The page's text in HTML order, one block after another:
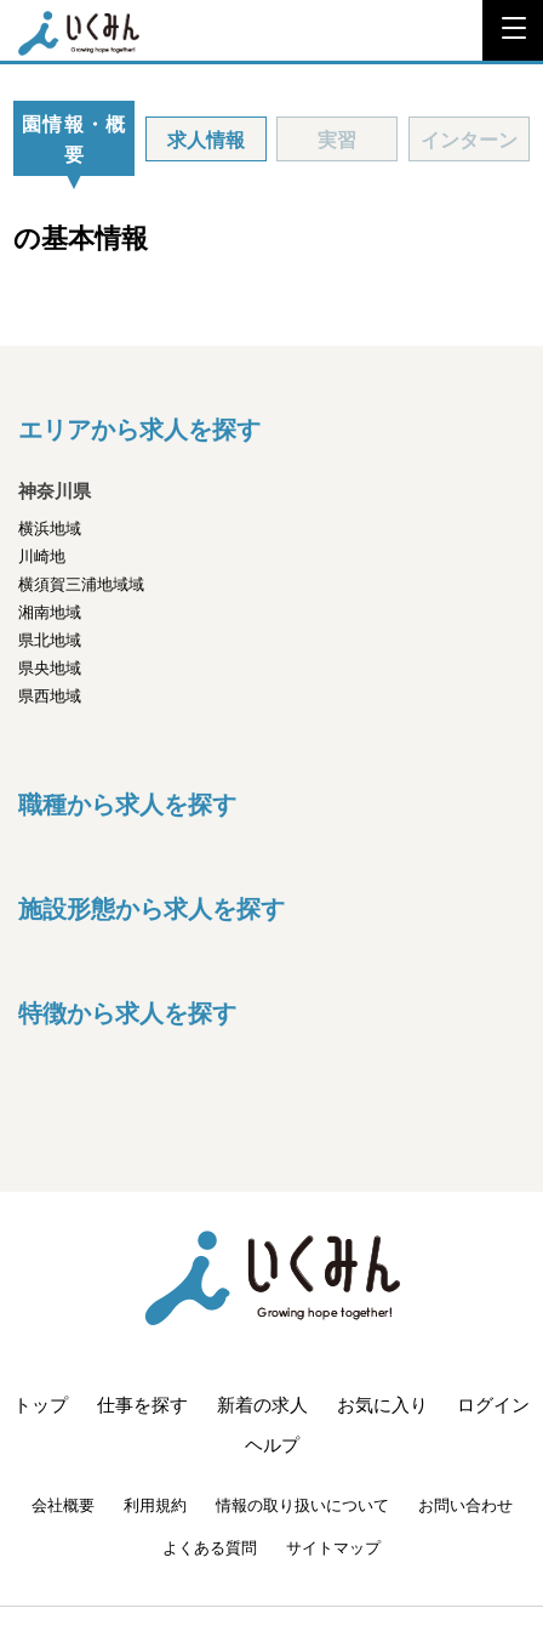
園情報・概
要
求人情報 実習 インターン
の基本情報
エリアから求人を探す
神奈川県
横浜地域
川崎地
横須賀三浦地域域
湘南地域
県北地域
県央地域
県西地域
職種から求人を探す
施設形態から求人を探す
特徴から求人を探す
トップ 仕事を探す 新着の求人 お気に入り ログイン
ヘルプ
会社概要 利用規約 情報の取り扱いについて お問い合わせ
よくある質問 サイトマップ